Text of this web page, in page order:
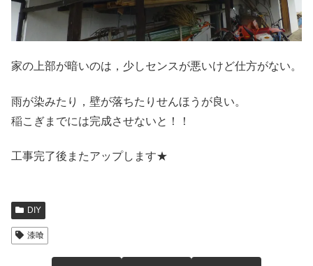
家の上部が暗いのは，少しセンスが悪いけど仕方がない。
雨が染みたり，壁が落ちたりせんほうが良い。
稲こぎまでには完成させないと！！
工事完了後またアップします★
DIY
漆喰